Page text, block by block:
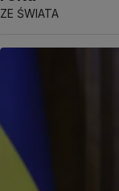
ZE ŚWIATA